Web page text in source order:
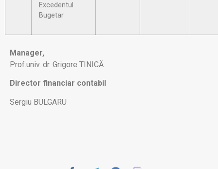
Excedentul
Bugetar
Manager,
Prof.univ. dr. Grigore TINICĂ
Director financiar contabil
Sergiu BULGARU